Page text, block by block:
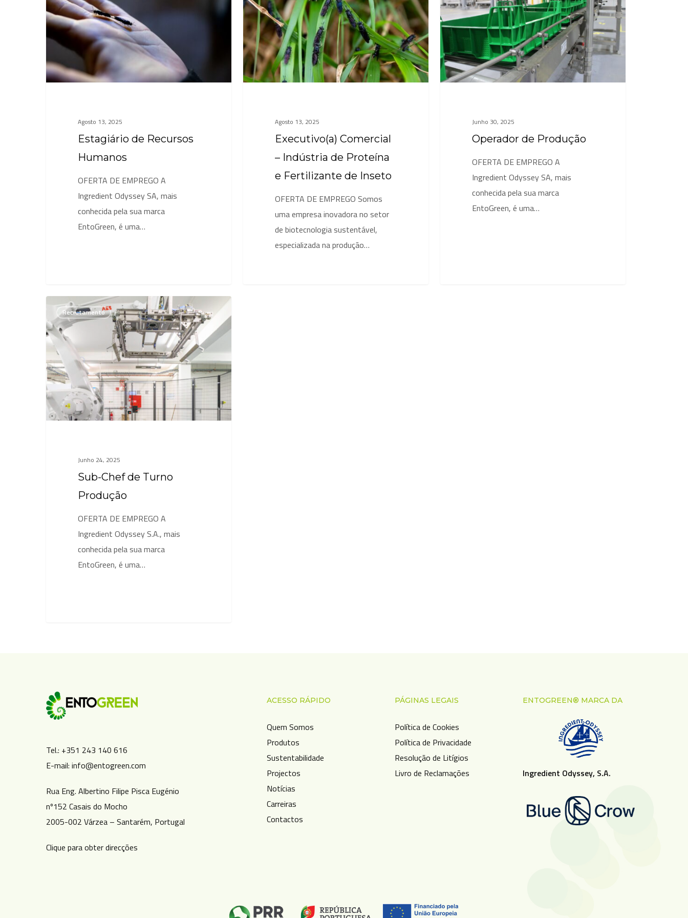
Humanos
Agosto 13, 2025
Estagiário de Recursos
Humanos
OFERTA DE EMPREGO A
Ingredient Odyssey SA, mais
conhecida pela sua marca
EntoGreen, é uma…
Indústria
de
Proteína
e
Fertilizante
Agosto 13, 2025
Executivo(a) Comercial
– Indústria de Proteína
e Fertilizante de Inseto
OFERTA DE EMPREGO Somos
uma empresa inovadora no setor
de biotecnologia sustentável,
especializada na produção…
Junho 30, 2025
Operador de Produção
OFERTA DE EMPREGO A
Ingredient Odyssey SA, mais
conhecida pela sua marca
EntoGreen, é uma…
Sub-
Chef
de
Turno
Produção
Recrutamento
Junho 24, 2025
Sub-Chef de Turno
Produção
OFERTA DE EMPREGO A
Ingredient Odyssey S.A., mais
conhecida pela sua marca
EntoGreen, é uma…
Tel.: +351 243 140 616
E-mail: info@entogreen.com
Rua Eng. Albertino Filipe Pisca Eugénio
nº152 Casais do Mocho
2005-002 Várzea – Santarém, Portugal
Clique para obter direcções
ACESSO RÁPIDO
Quem Somos
Produtos
Sustentabilidade
Projectos
Notícias
Carreiras
Contactos
PÁGINAS LEGAIS
Política de Cookies
Política de Privacidade
Resolução de Litígios
Livro de Reclamações
ENTOGREEN® MARCA DA
Ingredient Odyssey, S.A.